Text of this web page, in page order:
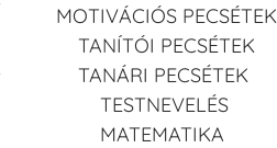
MOTIVÁCIÓS PECSÉTEK
TANÍTÓI PECSÉTEK
TANÁRI PECSÉTEK
TESTNEVELÉS
MATEMATIKA